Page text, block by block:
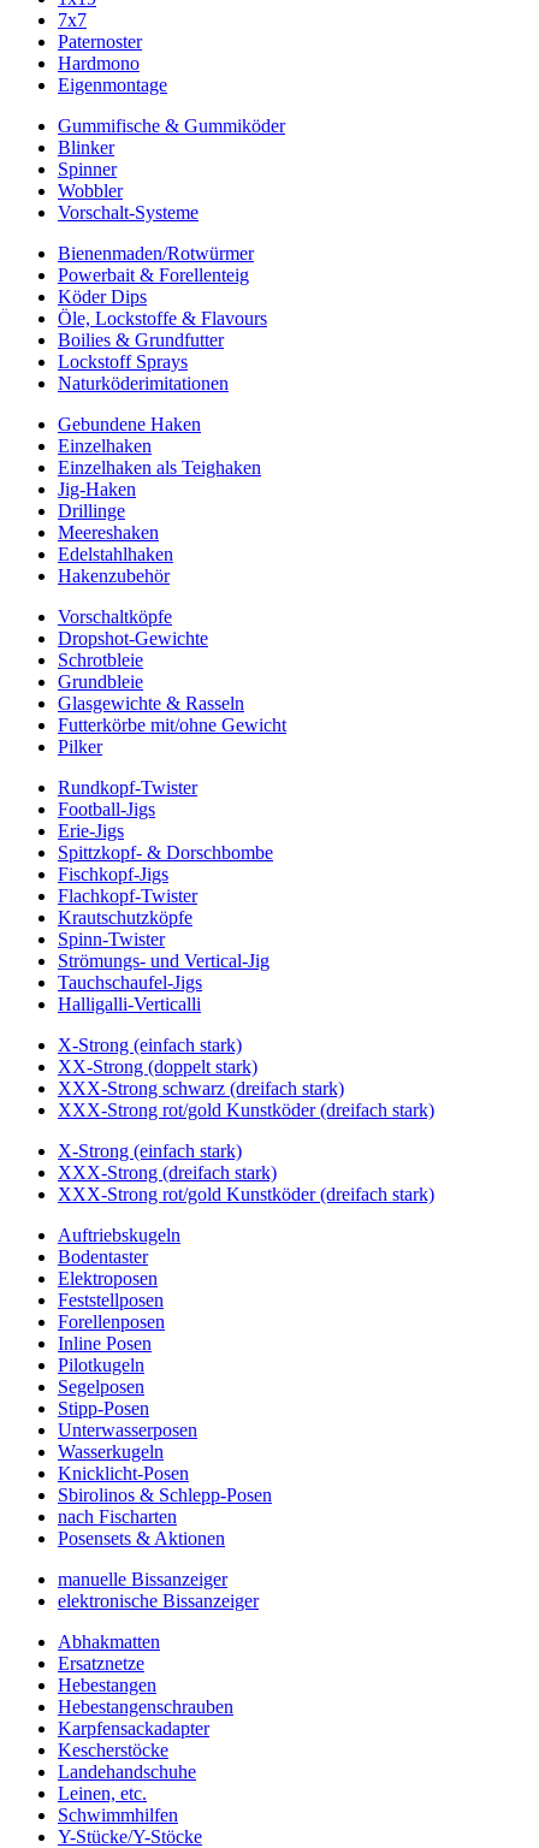
7x7
Paternoster
Hardmono
Eigenmontage
Gummifische & Gummiköder
Blinker
Spinner
Wobbler
Vorschalt-Systeme
Bienenmaden/Rotwürmer
Powerbait & Forellenteig
Köder Dips
Öle, Lockstoffe & Flavours
Boilies & Grundfutter
Lockstoff Sprays
Naturköderimitationen
Gebundene Haken
Einzelhaken
Einzelhaken als Teighaken
Jig-Haken
Drillinge
Meereshaken
Edelstahlhaken
Hakenzubehör
Vorschaltköpfe
Dropshot-Gewichte
Schrotbleie
Grundbleie
Glasgewichte & Rasseln
Futterkörbe mit/ohne Gewicht
Pilker
Rundkopf-Twister
Football-Jigs
Erie-Jigs
Spittzkopf- & Dorschbombe
Fischkopf-Jigs
Flachkopf-Twister
Krautschutzköpfe
Spinn-Twister
Strömungs- und Vertical-Jig
Tauchschaufel-Jigs
Halligalli-Verticalli
X-Strong (einfach stark)
XX-Strong (doppelt stark)
XXX-Strong schwarz (dreifach stark)
XXX-Strong rot/gold Kunstköder (dreifach stark)
X-Strong (einfach stark)
XXX-Strong (dreifach stark)
XXX-Strong rot/gold Kunstköder (dreifach stark)
Auftriebskugeln
Bodentaster
Elektroposen
Feststellposen
Forellenposen
Inline Posen
Pilotkugeln
Segelposen
Stipp-Posen
Unterwasserposen
Wasserkugeln
Knicklicht-Posen
Sbirolinos & Schlepp-Posen
nach Fischarten
Posensets & Aktionen
manuelle Bissanzeiger
elektronische Bissanzeiger
Abhakmatten
Ersatznetze
Hebestangen
Hebestangenschrauben
Karpfensackadapter
Kescherstöcke
Landehandschuhe
Leinen, etc.
Schwimmhilfen
Y-Stücke/Y-Stöcke